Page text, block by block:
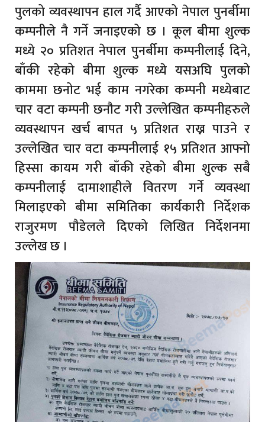
पुलको व्यवस्थापन हाल गर्दै आएको नेपाल पुनर्बीमा
कम्पनीले नै गर्ने जनाइएको छ । कूल बीमा शुल्क
मध्ये २० प्रतिशत नेपाल पुनर्बीमा कम्पनीलाई दिने,
बाँकी रहेको बीमा शुल्क मध्ये यसअघि पुलको
काममा छनोट भई काम नगरेका कम्पनी मध्येबाट
चार वटा कम्पनी छनौट गरी उल्लेखित कम्पनीहरुले
व्यवस्थापन खर्च बापत ५ प्रतिशत राख्न पाउने र
उल्लेखित चार वटा कम्पनीलाई १५ प्रतिशत आफ्नो
हिस्सा कायम गरी बाँकी रहेको बीमा शुल्क सबै
कम्पनीलाई दामाशाहीले वितरण गर्ने व्यवस्था
मिलाइएको बीमा समितिका कार्यकारी निर्देशक
राजुरमण पौडेलले दिएको लिखित निर्देशनमा
उल्लेख छ ।